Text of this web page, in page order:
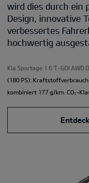
wird dies durch ein
Design, innovative
verbessertes
hochwertig
Kia Sportage 1.6 T-GDI AWD
(180 PS):
kombiniert 177 g/km. CO₂-